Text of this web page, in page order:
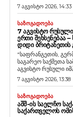
7 აგვისტო 2026, 14:33
ᲡᲐᲖᲝᲒᲐᲓᲝᲔᲑᲐ
7 ᲐᲒᲕᲘᲡᲢᲝ ᲠᲣᲡᲣᲚᲘ
ᲔᲠᲗᲘ ᲨᲔᲮᲡᲔᲜᲔᲑᲐᲐ
ᲓᲘᲓᲘ ᲑᲠᲘᲢᲐᲜᲔᲗᲘᲡ
“საფრანგეთის,
საგარეო საქმეთა
აგვისტო რუსული
7 აგვისტო 2026, 13:38
ᲡᲐᲖᲝᲒᲐᲓᲝᲔᲑᲐ
ᲐᲨᲨ-ᲘᲡ ᲡᲐᲔᲚᲩᲝ
ᲡᲐᲥᲐᲠᲗᲕᲔᲚᲝᲡ